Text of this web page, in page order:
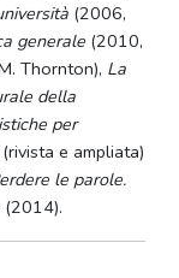
(2006,
generale (2010,
Thornton), La
della
per
e ampliata)
le parole.
(2014).